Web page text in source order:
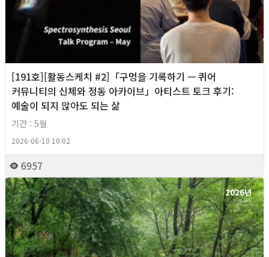
[191호][활동스케치 #2]「구멍을 기록하기 — 퀴어
커뮤니티의 신체와 정동 아카이브」아티스트 토크 후기:
예술이 되지 않아도 되는 삶
기간 : 5월
2026-06-10 10:02
6957
2026년